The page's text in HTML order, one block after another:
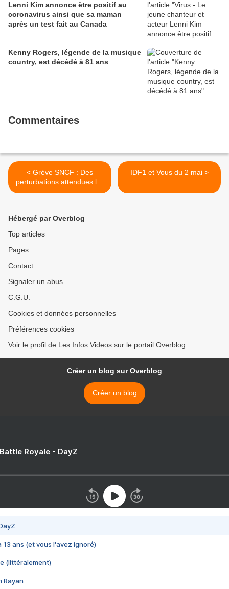
Lenni Kim annonce être positif au
coronavirus ainsi que sa maman
après un test fait au Canada
Kenny Rogers, légende de la musique
country, est décédé à 81 ans
Commentaires
< Grève SNCF : Des
perturbations attendues les
3 et 4 mai, le calendrier
IDF1 et Vous du 2 mai >
Hébergé par Overblog
Top articles
Pages
Contact
Signaler un abus
C.G.U.
Cookies et données personnelles
Préférences cookies
Voir le profil de Les Infos Videos sur le portail Overblog
Créer un blog sur Overblog
Créer un blog
Royale - DayZ
13 ans (et vous l'avez ignoré)
(littéralement)
Rayan